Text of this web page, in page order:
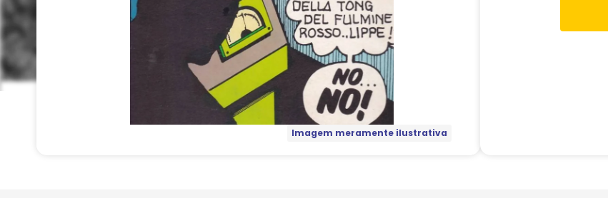
Imagem meramente ilustrativa